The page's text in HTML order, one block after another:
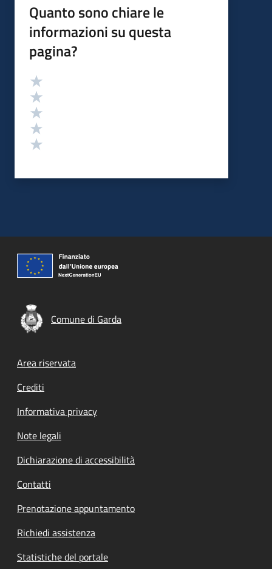
Quanto sono chiare le
informazioni su questa
pagina?
Valutazione
Comune di Garda
Footer menu
Area riservata
Crediti
Informativa privacy
Note legali
Dichiarazione di accessibilità
Contatti
Prenotazione appuntamento
Richiedi assistenza
Statistiche del portale